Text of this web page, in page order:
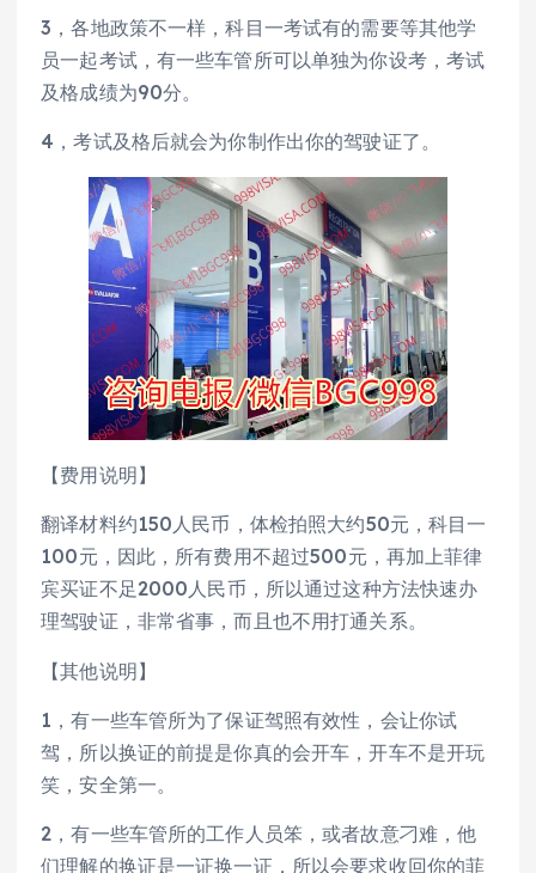
3，各地政策不一样，科目一考试有的需要等其他学
员一起考试，有一些车管所可以单独为你设考，考试
及格成绩为90分。
4，考试及格后就会为你制作出你的驾驶证了。
【费用说明】
翻译材料约150人民币，体检拍照大约50元，科目一
100元，因此，所有费用不超过500元，再加上菲律
宾买证不足2000人民币，所以通过这种方法快速办
理驾驶证，非常省事，而且也不用打通关系。
【其他说明】
1，有一些车管所为了保证驾照有效性，会让你试
驾，所以换证的前提是你真的会开车，开车不是开玩
笑，安全第一。
2，有一些车管所的工作人员笨，或者故意刁难，他
们理解的换证是一证换一证，所以会要求收回你的菲